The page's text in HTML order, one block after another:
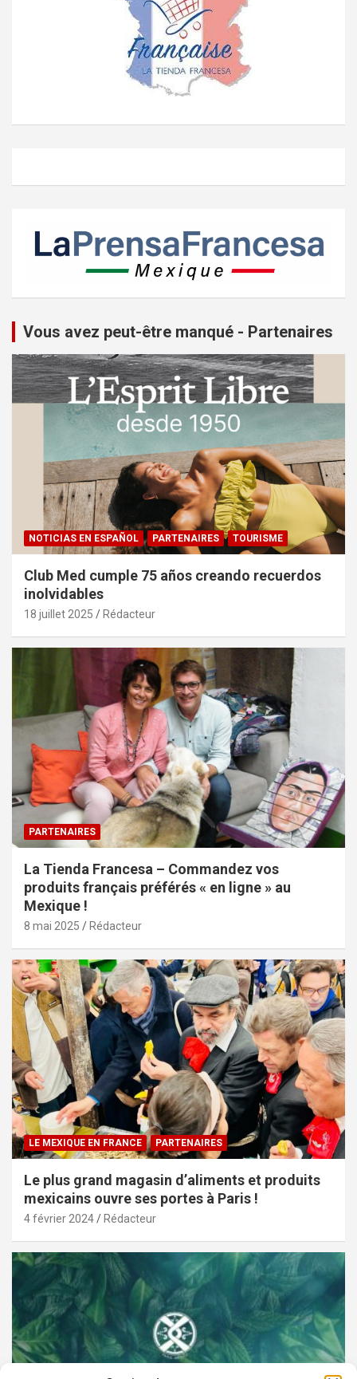
Vous avez peut-être manqué - Partenaires
NOTICIAS EN ESPAÑOL PARTENAIRES TOURISME
Club Med cumple 75 años creando recuerdos
inolvidables
18 juillet 2025 Rédacteur
PARTENAIRES
La Tienda Francesa – Commandez vos
produits français préférés « en ligne » au
Mexique !
8 mai 2025 Rédacteur
LE MEXIQUE EN FRANCE PARTENAIRES
Le plus grand magasin d’aliments et produits
mexicains ouvre ses portes à Paris !
4 février 2024 Rédacteur